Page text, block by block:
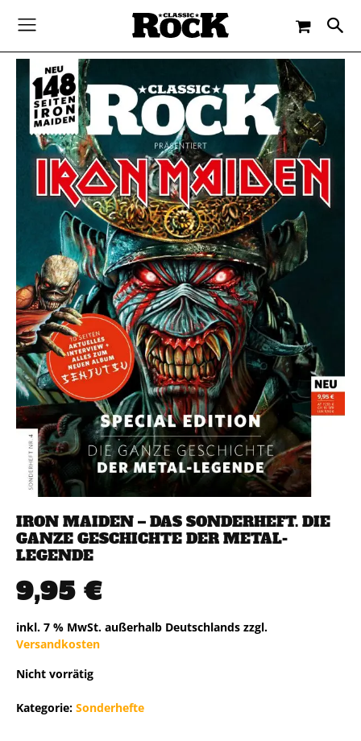
IRON MAIDEN – DAS SONDERHEFT. DIE
GANZE GESCHICHTE DER METAL-
LEGENDE
9,95 €
inkl. 7 % MwSt. außerhalb Deutschlands zzgl.
Versandkosten
Nicht vorrätig
Kategorie: Sonderhefte